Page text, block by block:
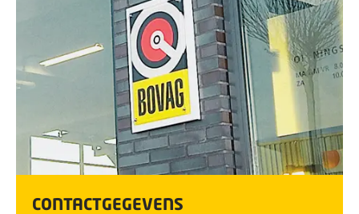
CONTACTGEGEVENS